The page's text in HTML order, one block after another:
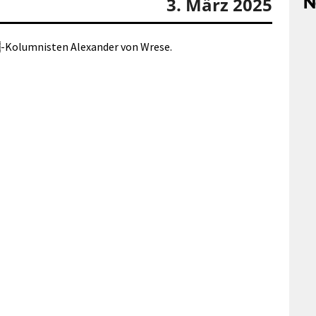
Alexander von Wrese.